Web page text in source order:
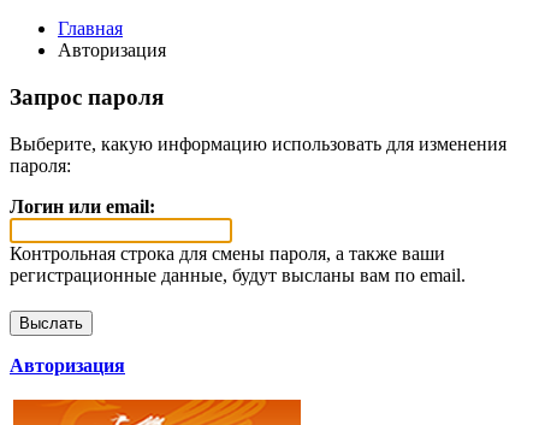
Главная
Авторизация
Запрос пароля
Выберите, какую информацию использовать для изменения
пароля:
Логин или email:
Контрольная строка для смены пароля, а также ваши
регистрационные данные, будут высланы вам по email.
Авторизация